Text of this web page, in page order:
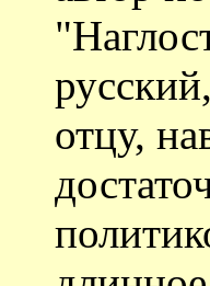
отцу,